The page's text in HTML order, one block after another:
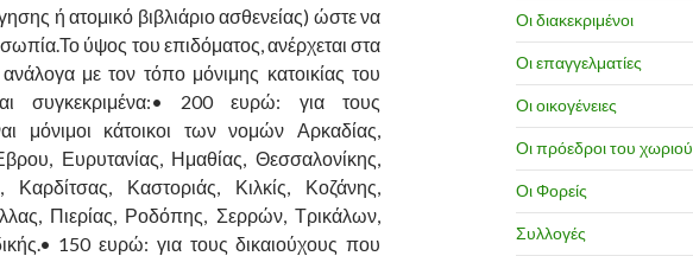
ή ατομικό βιβλιάριο ασθενείας) ώστε να
ύψος του επιδόματος, ανέρχεται στα
με τον τόπο μόνιμης κατοικίας του
συγκεκριμένα:• 200 ευρώ: για τους
μόνιμοι κάτοικοι των νομών Αρκαδίας,
Ευρυτανίας, Ημαθίας, Θεσσαλονίκης,
Καρδίτσας, Καστοριάς, Κιλκίς, Κοζάνης,
Πιερίας, Ροδόπης, Σερρών, Τρικάλων,
150 ευρώ: για τους δικαιούχους που
Οι διακεκριμένοι
Οι επαγγελματίες
Οι οικογένειες
Οι πρόεδροι του χωριού
Οι Φορείς
Συλλογές